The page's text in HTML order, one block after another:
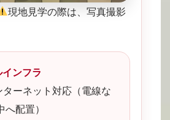
現地見学の際は、写真撮影
ンフラ
ーネット対応（電線な
配置）